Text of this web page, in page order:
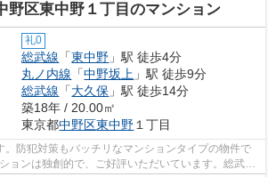
野区東中野１丁目のマンション
礼0
総武線 「東中野 」駅 徒歩4分
丸ノ内線 「中野坂上 」駅 徒歩9分
総武線 「大久保 」駅 徒歩14分
築18年 / 20.00㎡
東京都中野区東中野１丁目
。防犯対策もバッチリなマンションタイプの物件で
ョンは独創的で、ご好評いただいています。総武線